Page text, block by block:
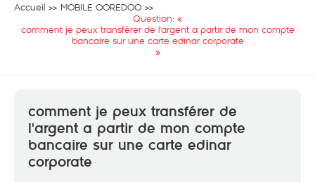
Accueil
MOBILE OOREDOO
Question: «
comment je peux transférer de l'argent a partir de mon compte
bancaire sur une carte edinar corporate
»
comment je peux transférer de
l'argent a partir de mon compte
bancaire sur une carte edinar
corporate